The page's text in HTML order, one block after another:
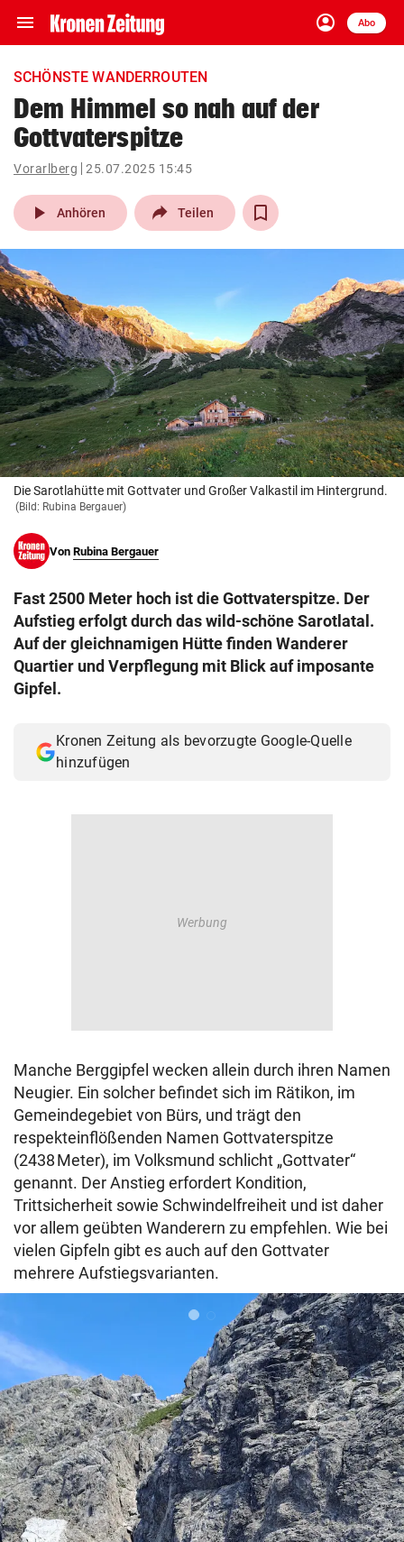
menu Navigation
ein-/ausklappen
account_circle
Anmelden
Abo
close Schließen
account_circle Anmelden
pin_drop
Wien arrow_right
bookmark
search
Suchbegriff
eingeben
© Krone Multimedia GmbH & Co KG 2026
Muthgasse 2, 1190 Wien
SCHÖNSTE WANDERROUTEN
Dem Himmel so nah auf der
Gottvaterspitze
Vorarlberg 25.07.2025 15:45
play_arrow Anhören Teilen
Die Sarotlahütte mit Gottvater und Großer Valkastil im Hintergrund.
(Bild: Rubina Bergauer)
Von Rubina Bergauer
Fast 2500 Meter hoch ist die Gottvaterspitze. Der
Aufstieg erfolgt durch das wild-schöne Sarotlatal.
Auf der gleichnamigen Hütte finden Wanderer
Quartier und Verpflegung mit Blick auf imposante
Gipfel.
Kronen Zeitung als bevorzugte Google-Quelle
hinzufügen
Manche Berggipfel wecken allein durch ihren Namen
Neugier. Ein solcher befindet sich im Rätikon, im
Gemeindegebiet von Bürs, und trägt den
respekteinflößenden Namen Gottvaterspitze
(2438 Meter), im Volksmund schlicht „Gottvater“
genannt. Der Anstieg erfordert Kondition,
Trittsicherheit sowie Schwindelfreiheit und ist daher
vor allem geübten Wanderern zu empfehlen. Wie bei
vielen Gipfeln gibt es auch auf den Gottvater
mehrere Aufstiegsvarianten.